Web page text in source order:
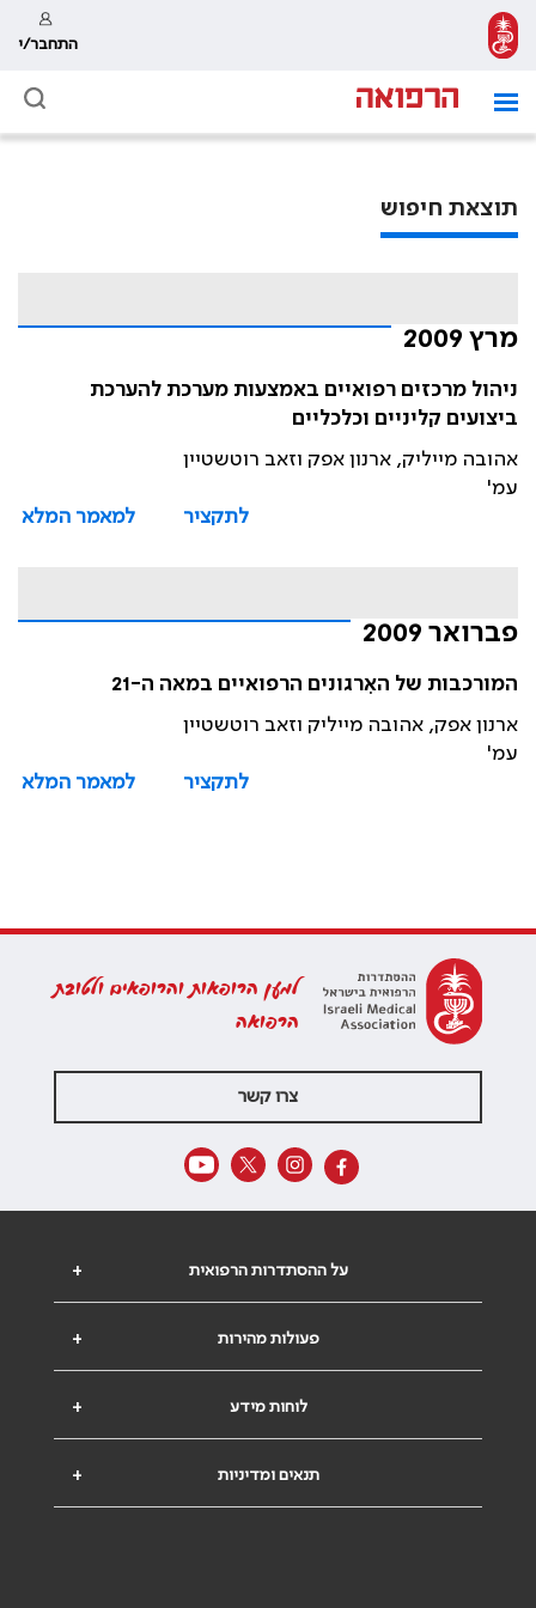
התחבר/י
תוצאת חיפוש
מרץ 2009
ניהול מרכזים רפואיים באמצעות מערכת להערכת
ביצועים קליניים וכלכליים
אהובה מייליק, ארנון אפק וזאב רוטשטיין
עמ'
לתקציר
למאמר המלא
פברואר 2009
המורכבות של האִרגונים הרפואיים במאה ה-21
ארנון אפק, אהובה מייליק וזאב רוטשטיין
עמ'
לתקציר
למאמר המלא
למען הרופאות והרופאים ולטובת
הרפואה
צרו קשר
+ על ההסתדרות הרפואית
+ פעולות מהירות
+ לוחות מידע
+ תנאים ומדיניות